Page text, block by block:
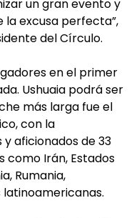
un gran evento y
la excusa perfecta”,
del Círculo.
en el primer
Ushuaia podrá ser
más larga fue el
con la
aficionados de 33
como Irán, Estados
Rumania,
latinoamericanas.